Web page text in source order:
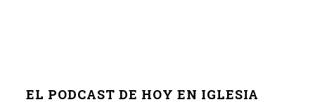
EL PODCAST DE HOY EN IGLESIA